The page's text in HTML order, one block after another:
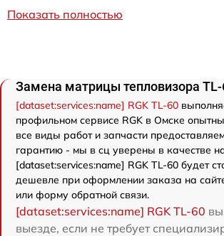
Показать полностью
Замена матрицы тепловизора TL-
[dataset:services:name] RGK TL-60
профильном сервисе RGK в Омске
все виды работ и запчасти
гарантию - мы в сц уверены в качестве
[dataset:services:name] RGK TL-60 будет
дешевле при оформлении заказа на
или форму обратной связи.
[dataset:services:name] RGK TL-60
выезде, если не требует